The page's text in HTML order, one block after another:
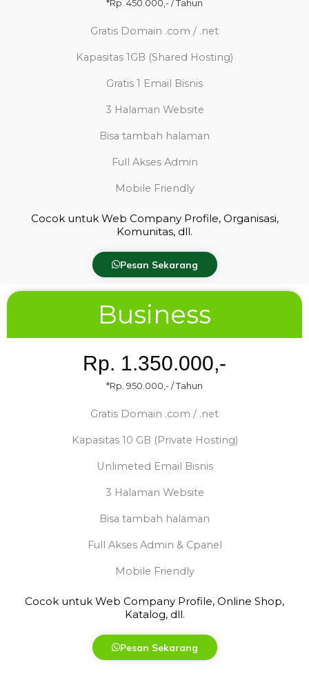
*Rp. 450.000,- / Tahun
Gratis Domain .com / .net
Kapasitas 1GB (Shared Hosting)
Gratis 1 Email Bisnis
3 Halaman Website
Bisa tambah halaman
Full Akses Admin
Mobile Friendly
Cocok untuk Web Company Profile, Organisasi,
Komunitas, dll.
Pesan Sekarang
Business
Rp. 1.350.000,-
*Rp. 950.000,- / Tahun
Gratis Domain .com / .net
Kapasitas 10 GB (Private Hosting)
Unlimeted Email Bisnis
3 Halaman Website
Bisa tambah halaman
Full Akses Admin & Cpanel
Mobile Friendly
Cocok untuk Web Company Profile, Online Shop,
Katalog, dll.
Pesan Sekarang